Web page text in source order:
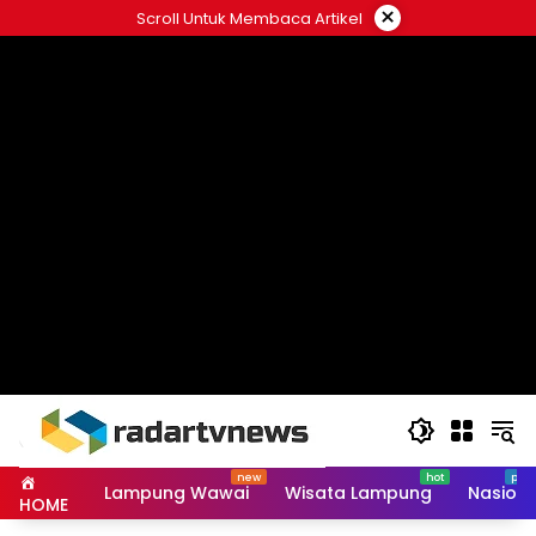
to
Scroll Untuk Membaca Artikel ×
HOME Lampung Wawai Wisata Lampung